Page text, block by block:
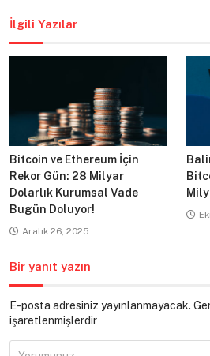
İlgili Yazılar
Bitcoin ve Ethereum İçin
Rekor Gün: 28 Milyar
Dolarlık Kurumsal Vade
Bugün Doluyor!
Aralık 26, 2025
Bir yanıt yazın
E-posta adresiniz yayınlanmayacak.
işaretlenmişlerdir